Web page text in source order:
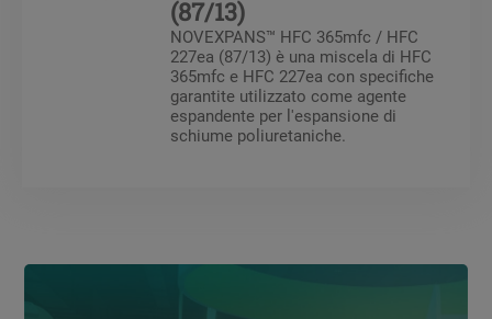
(87/13)
NOVEXPANS™ HFC 365mfc / HFC
227ea (87/13) è una miscela di HFC
365mfc e HFC 227ea con specifiche
garantite utilizzato come agente
espandente per l'espansione di
schiume poliuretaniche.